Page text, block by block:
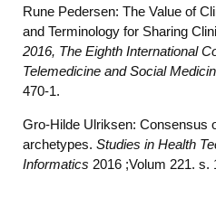
Rune Pedersen: The Value of
and Terminology for Sharing
2016, The Eighth International
Telemedicine and Social
470-1.
Gro-Hilde Ulriksen: Consensus
archetypes. Studies in Health
Informatics 2016 ;Volum 221. s.